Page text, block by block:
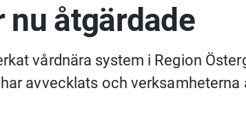
nu åtgärdade
vårdnära system i Region
avvecklats och